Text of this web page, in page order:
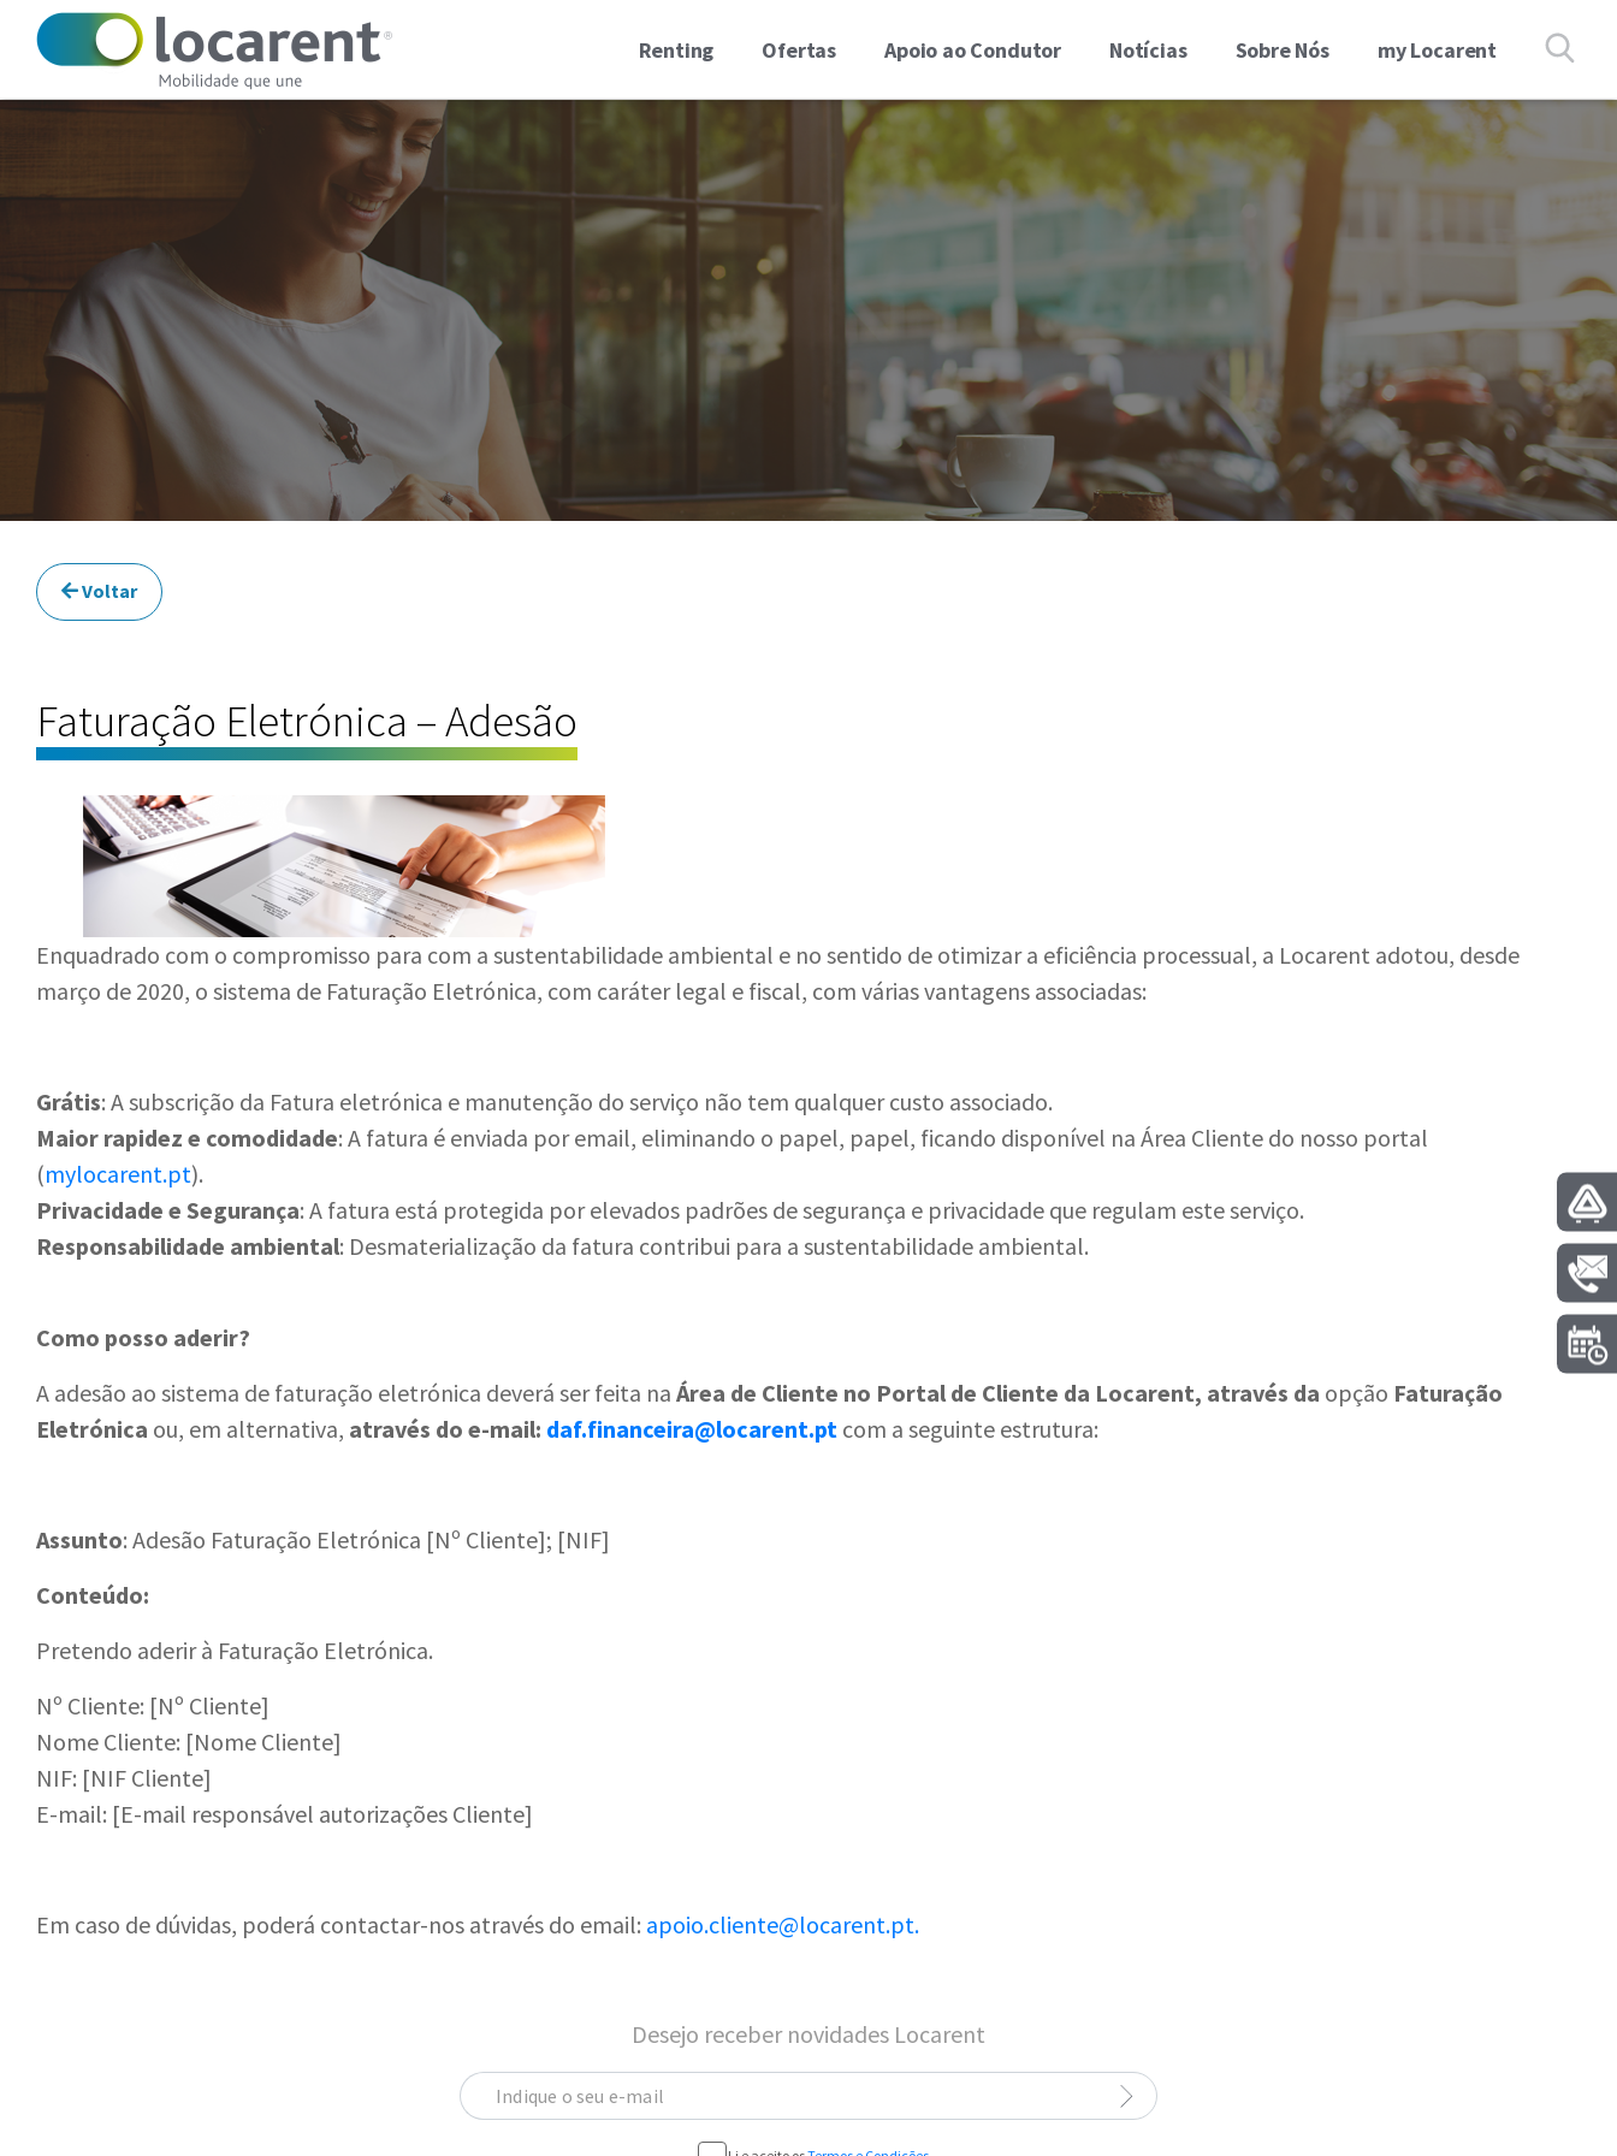
Renting Ofertas Apoio ao Condutor Notícias Sobre Nós my Locarent
Voltar
Faturação Eletrónica – Adesão
Enquadrado com o compromisso para com a sustentabilidade ambiental e no sentido de otimizar a eficiência processual, a Locarent adotou, desde
março de 2020, o sistema de Faturação Eletrónica, com caráter legal e fiscal, com várias vantagens associadas:
Grátis: A subscrição da Fatura eletrónica e manutenção do serviço não tem qualquer custo associado.
Maior rapidez e comodidade: A fatura é enviada por email, eliminando o papel, papel, ficando disponível na Área Cliente do nosso portal
(mylocarent.pt).
Privacidade e Segurança: A fatura está protegida por elevados padrões de segurança e privacidade que regulam este serviço.
Responsabilidade ambiental: Desmaterialização da fatura contribui para a sustentabilidade ambiental.
Como posso aderir?
A adesão ao sistema de faturação eletrónica deverá ser feita na Área de Cliente no Portal de Cliente da Locarent, através da opção Faturação
Eletrónica ou, em alternativa, através do e-mail: daf.financeira@locarent.pt com a seguinte estrutura:
Assunto: Adesão Faturação Eletrónica [Nº Cliente]; [NIF]
Conteúdo:
Pretendo aderir à Faturação Eletrónica.
Nº Cliente: [Nº Cliente]
Nome Cliente: [Nome Cliente]
NIF: [NIF Cliente]
E-mail: [E-mail responsável autorizações Cliente]
Em caso de dúvidas, poderá contactar-nos através do email: apoio.cliente@locarent.pt.
Desejo receber novidades Locarent
Indique o seu e-mail